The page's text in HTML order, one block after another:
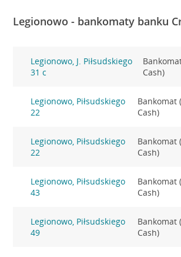
Legionowo - bankomaty banku
Legionowo, J. Piłsudskiego
31 c
Cash)
Legionowo, Piłsudskiego
22
Bankomat
Cash)
Legionowo, Piłsudskiego
22
Bankomat
Cash)
Legionowo, Piłsudskiego
43
Bankomat
Cash)
Legionowo, Piłsudskiego
49
Bankomat
Cash)